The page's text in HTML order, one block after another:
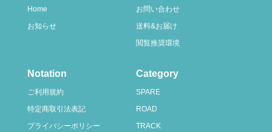
Home
お知らせ
お問い合わせ
送料&お届け
閲覧推奨環境
Notation
ご利用規約
特定商取引法表記
プライバシーポリシー
Category
SPARE
ROAD
TRACK